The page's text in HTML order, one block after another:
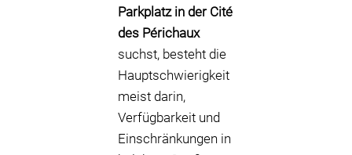
Parkplatz in der Cité
des Périchaux
suchst, besteht die
Hauptschwierigkeit
meist darin,
Verfügbarkeit und
Einschränkungen in